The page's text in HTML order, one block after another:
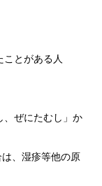
ことがある人
、ぜにたむし」か
、湿疹等他の原